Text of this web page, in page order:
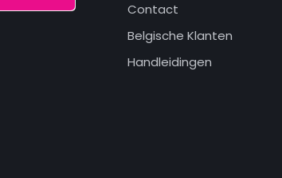
Contact
Belgische Klanten
Handleidingen